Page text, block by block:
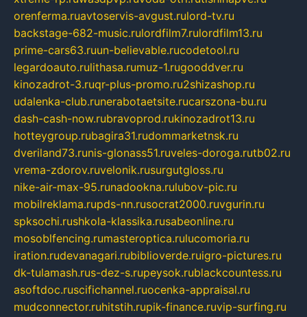
orenferma.ruavtoservis-avgust.rulord-tv.ru
backstage-682-music.rulordfilm7.rulordfilm13.ru
prime-cars63.ruun-believable.rucodetool.ru
legardoauto.rulithasa.rumuz-1.rugooddver.ru
kinozadrot-3.ruqr-plus-promo.ru2shizashop.ru
udalenka-club.runerabotaetsite.rucarszona-bu.ru
dash-cash-now.rubravoprod.rukinozadrot13.ru
hotteygroup.rubagira31.rudommarketnsk.ru
dveriland73.runis-glonass51.ruveles-doroga.rutb02.ru
vrema-zdorov.ruvelonik.rusurgutgloss.ru
nike-air-max-95.runadookna.rulubov-pic.ru
mobilreklama.rupds-nn.rusocrat2000.ruvgurin.ru
spksochi.rushkola-klassika.rusabeonline.ru
mosoblfencing.rumasteroptica.rulucomoria.ru
iration.rudevanagari.rubiblioverde.ruigro-pictures.ru
dk-tulamash.rus-dez-s.rupeysok.rublackcountess.ru
asoftdoc.ruscifichannel.ruocenka-appraisal.ru
mudconnector.ruhitstih.rupik-finance.ruvip-surfing.ru